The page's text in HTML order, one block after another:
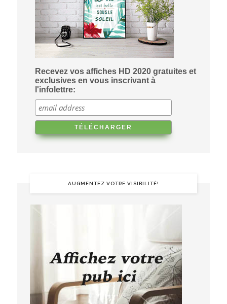
Recevez vos affiches HD 2020 gratuites et
exclusives en vous inscrivant à
l'infolettre:
AUGMENTEZ VOTRE VISIBILITÉ!